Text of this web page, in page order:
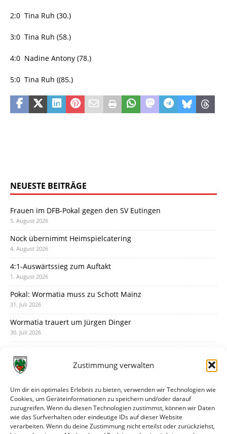
Zustimmung verwalten
Um dir ein optimales Erlebnis zu bieten, verwenden wir Technologien wie
Cookies, um Geräteinformationen zu speichern und/oder darauf
zuzugreifen. Wenn du diesen Technologien zustimmst, können wir Daten
wie das Surfverhalten oder eindeutige IDs auf dieser Website
verarbeiten. Wenn du deine Zustimmung nicht erteilst oder zurückziehst,
2:0 Tina Ruh (30.)
3:0 Tina Ruh (58.)
4:0 Nadine Antony (78.)
5:0 Tina Ruh ((85.)
NEUESTE BEITRÄGE
Frauen im DFB-Pokal gegen den SV Eutingen
5. August 2026
Nock übernimmt Heimspielcatering
4. August 2026
4:1-Auswärtssieg zum Auftakt
1. August 2026
Pokal: Wormatia muss zu Schott Mainz
31. Juli 2026
Wormatia trauert um Jürgen Dinger
30. Juli 2026
28. Juli 2026
28. Juli 2026
Neue Podcast-Folge: So tickt Björn!
27. Juli 2026